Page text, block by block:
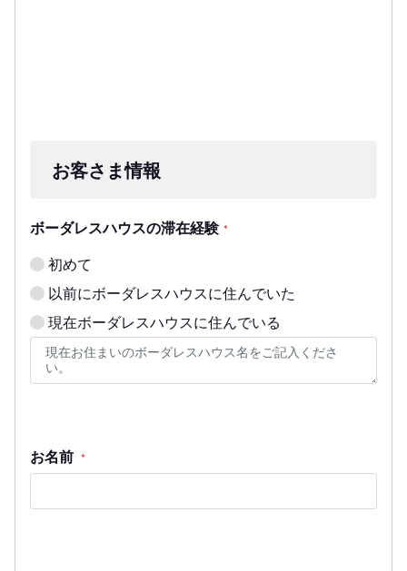
お客さま情報
ボーダレスハウスの滞在経験 *
初めて
以前にボーダレスハウスに住んでいた
現在ボーダレスハウスに住んでいる
お名前 *